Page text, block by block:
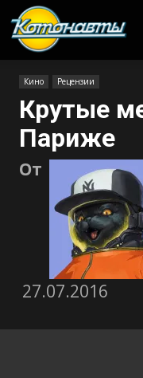
Кино Рецензии
Крутые
Париже
От
27.07.2016